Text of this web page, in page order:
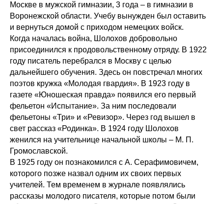
Москве в мужской гимназии, 3 года – в гимназии в
Воронежской области. Учебу вынужден был оставить
и вернуться домой с приходом немецких войск.
Когда началась война, Шолохов добровольно
присоединился к продовольственному отряду. В 1922
году писатель перебрался в Москву с целью
дальнейшего обучения. Здесь он повстречал многих
поэтов кружка «Молодая гвардия». В 1923 году в
газете «Юношеская правда» появился его первый
фельетон «Испытание». За ним последовали
фельетоны «Три» и «Ревизор». Через год вышел в
свет рассказ «Родинка». В 1924 году Шолохов
женился на учительнице начальной школы – М. П.
Громославской.
В 1925 году он познакомился с А. Серафимовичем,
которого позже назвал одним их своих первых
учителей. Тем временем в журнале появлялись
рассказы молодого писателя, которые потом были